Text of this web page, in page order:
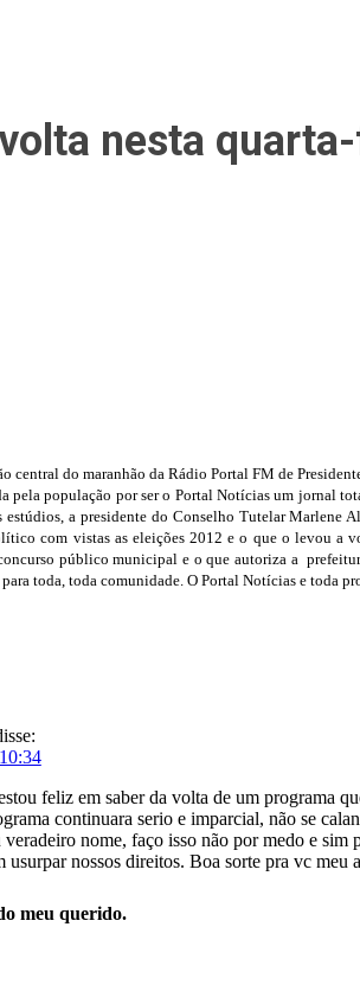
nesta
do maranhão da Rádio Portal FM de
população por ser o Portal Notícias um jornal
a presidente do Conselho Tutelar
com vistas as eleições 2012 e o que o levou
público municipal e o que autoriza a
toda, toda comunidade. O Portal Notícias e toda
feliz em saber da volta de um programa
continuara serio e imparcial, não se
nome, faço isso não por medo e
usurpar nossos direitos. Boa sorte pra vc meu
meu querido.